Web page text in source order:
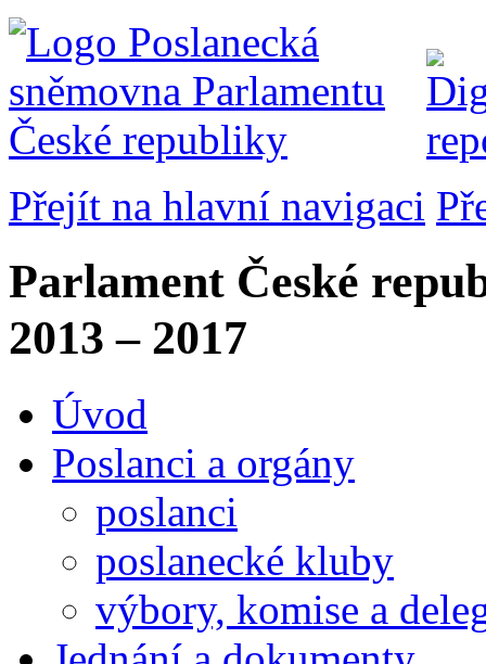
Přejít na hlavní navigaci
Parlament České
2013 – 2017
Úvod
Poslanci a orgány
poslanci
poslanecké kluby
výbory, komise a